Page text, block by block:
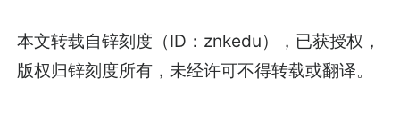
本文转载自锌刻度（ID：znkedu），已获授权，
版权归锌刻度所有，未经许可不得转载或翻译。